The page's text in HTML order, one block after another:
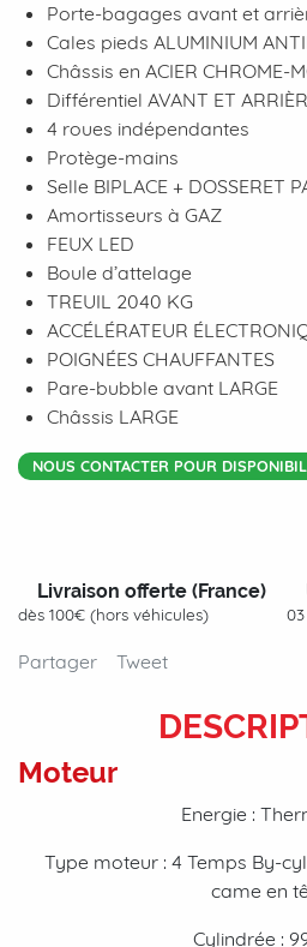
Porte-bagages avant et
Cales pieds ALUMINIUM
Châssis en ACIER CHROME-
Différentiel AVANT ET
4 roues indépendantes
Protège-mains
Selle BIPLACE + DOSSERET
Amortisseurs à GAZ
FEUX LED
Boule d’attelage
TREUIL 2040 KG
ACCÉLÉRATEUR
POIGNÉES CHAUFFANTES
Pare-bubble avant LARGE
Châssis LARGE
NOUS CONTACTER POUR
Livraison offerte (France)
dès 100€ (hors véhicules)
Partager Tweet
Moteur
Energie :
Type moteur : 4 Temps By-
came en
Cylindrée :